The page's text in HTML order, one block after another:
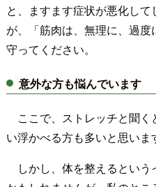
と、ますます症状が悪化し
が、「筋肉は、無理に、過
守ってください。
意外な方も悩んでいます
ここで、ストレッチと聞く
い浮かべる方も多いと思いま
しかし、体を整えるとい